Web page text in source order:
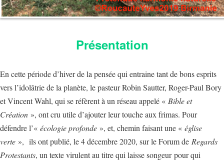
Présentation
En cette période d’hiver de la pensée qui entraine tant de bons esprits
vers l’idolâtrie de la planète, le pasteur Robin Sautter, Roger-Paul Bory
et Vincent Wahl, qui se réfèrent à un réseau appelé « Bible et
Création », ont cru utile d’ajouter leur touche aux frimas. Pour
défendre l’« écologie profonde », et, chemin faisant une « église
verte », ils ont publié, le 4 décembre 2020, sur le Forum de Regards
Protestants, un texte virulent au titre qui laisse songeur pour qui